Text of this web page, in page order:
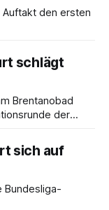
den ersten
schlägt
Brentanobad
der
sich auf
Bundesliga-